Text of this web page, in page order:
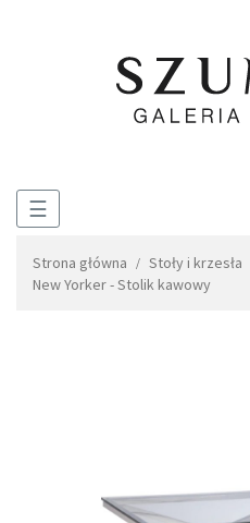
Toggle
☰
Strona główna Stoły i krzesła
New Yorker - Stolik kawowy